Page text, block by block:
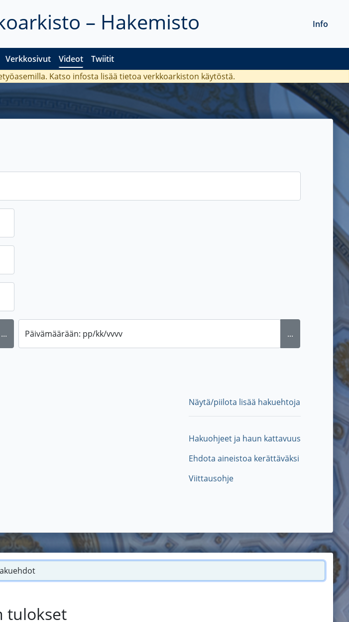
– Hakemisto
Verkkosivut Videot Twiitit
Info
Katso infosta lisää tietoa verkkoarkiston käytöstä.
... Päivämäärään: pp/kk/vvvv ...
Näytä/piilota lisää hakuehtoja
Hakuohjeet ja haun kattavuus
Ehdota aineistoa kerättäväksi
Viittausohje
tulokset